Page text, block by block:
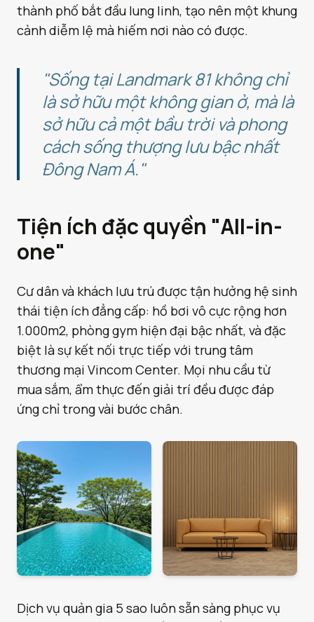
thành phố bắt đầu lung linh, tạo nên một khung
cảnh diễm lệ mà hiếm nơi nào có được.
"Sống tại Landmark 81 không chỉ
là sở hữu một không gian ở, mà là
sở hữu cả một bầu trời và phong
cách sống thượng lưu bậc nhất
Đông Nam Á."
Tiện ích đặc quyền "All-in-
one"
Cư dân và khách lưu trú được tận hưởng hệ sinh
thái tiện ích đẳng cấp: hồ bơi vô cực rộng hơn
1.000m2, phòng gym hiện đại bậc nhất, và đặc
biệt là sự kết nối trực tiếp với trung tâm
thương mại Vincom Center. Mọi nhu cầu từ
mua sắm, ẩm thực đến giải trí đều được đáp
ứng chỉ trong vài bước chân.
Dịch vụ quản gia 5 sao luôn sẵn sàng phục vụ